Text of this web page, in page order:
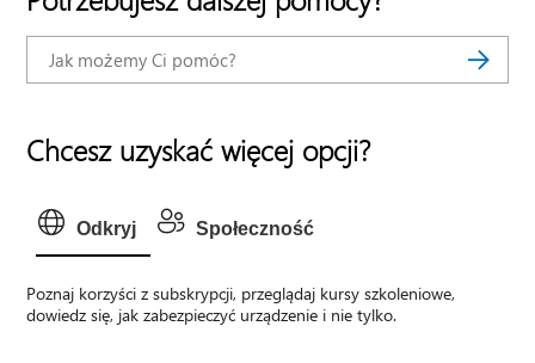
Chcesz uzyskać więcej opcji?
Odkryj Społeczność
Poznaj korzyści z subskrypcji, przeglądaj kursy szkoleniowe,
dowiedz się, jak zabezpieczyć urządzenie i nie tylko.